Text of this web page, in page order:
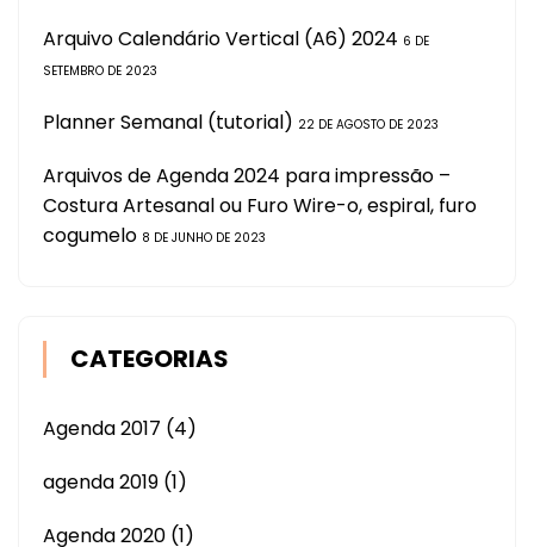
Arquivo Calendário Vertical (A6) 2024 6 DE
SETEMBRO DE 2023
Planner Semanal (tutorial) 22 DE AGOSTO DE 2023
Arquivos de Agenda 2024 para impressão –
Costura Artesanal ou Furo Wire-o, espiral, furo
cogumelo 8 DE JUNHO DE 2023
CATEGORIAS
Agenda 2017 (4)
agenda 2019 (1)
Agenda 2020 (1)